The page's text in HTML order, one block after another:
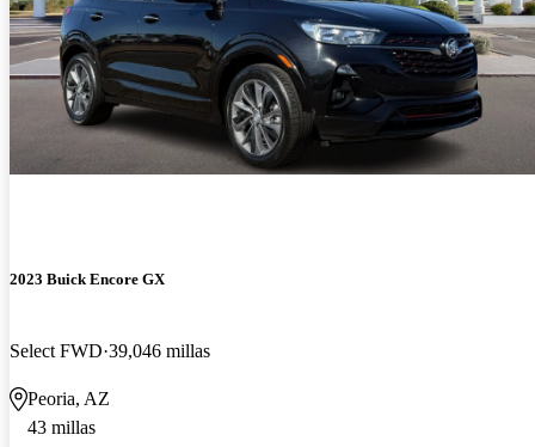
2023 Buick Encore GX
Select FWD 39,046 millas
Peoria, AZ
43 millas